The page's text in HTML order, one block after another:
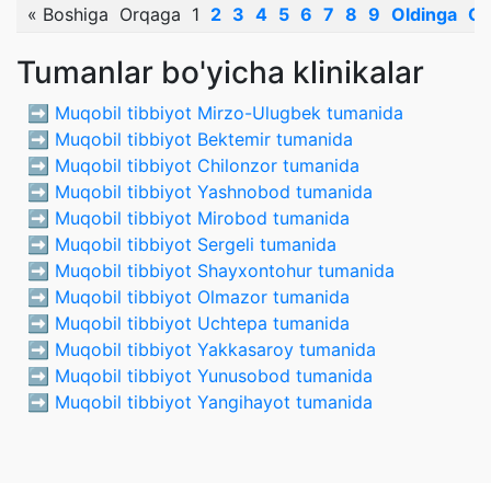
« Boshiga Orqaga 1 2 3 4 5 6 7 8 9 Oldinga
Tumanlar bo'yicha klinikalar
➡️ Muqobil tibbiyot Mirzo-Ulugbek tumanida
➡️ Muqobil tibbiyot Bektemir tumanida
➡️ Muqobil tibbiyot Chilonzor tumanida
➡️ Muqobil tibbiyot Yashnobod tumanida
➡️ Muqobil tibbiyot Mirobod tumanida
➡️ Muqobil tibbiyot Sergeli tumanida
➡️ Muqobil tibbiyot Shayxontohur tumanida
➡️ Muqobil tibbiyot Olmazor tumanida
➡️ Muqobil tibbiyot Uchtepa tumanida
➡️ Muqobil tibbiyot Yakkasaroy tumanida
➡️ Muqobil tibbiyot Yunusobod tumanida
➡️ Muqobil tibbiyot Yangihayot tumanida